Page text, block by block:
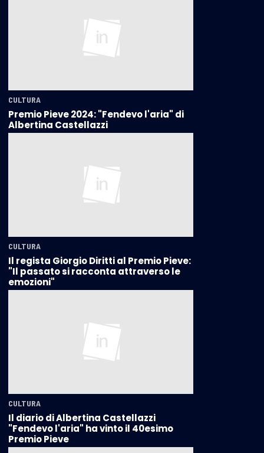
CULTURA
Premio Pieve 2024: "Fendevo l'aria" di
Albertina Castellazzi
CULTURA
Il regista Giorgio Diritti al Premio Pieve:
"Il passato si racconta attraverso le
emozioni"
CULTURA
Il diario di Albertina Castellazzi
"Fendevo l'aria" ha vinto il 40esimo
Premio Pieve